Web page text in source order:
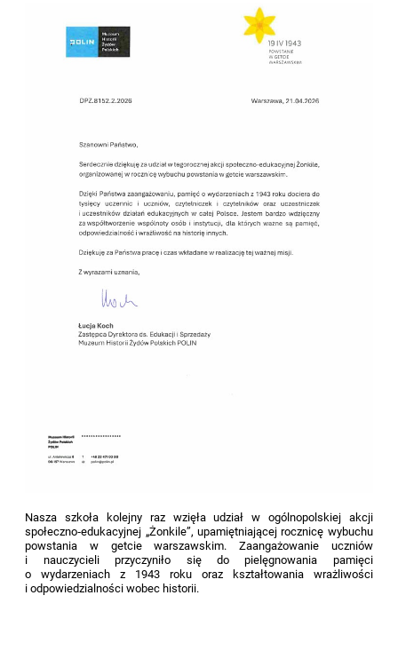
Nasza szkoła kolejny raz wzięła udział w ogólnopolskiej akcji
społeczno‑edukacyjnej „Żonkile”, upamiętniającej rocznicę wybuchu
powstania w getcie warszawskim. Zaangażowanie uczniów
i nauczycieli przyczyniło się do pielęgnowania pamięci
o wydarzeniach z 1943 roku oraz kształtowania wrażliwości
i odpowiedzialności wobec historii.